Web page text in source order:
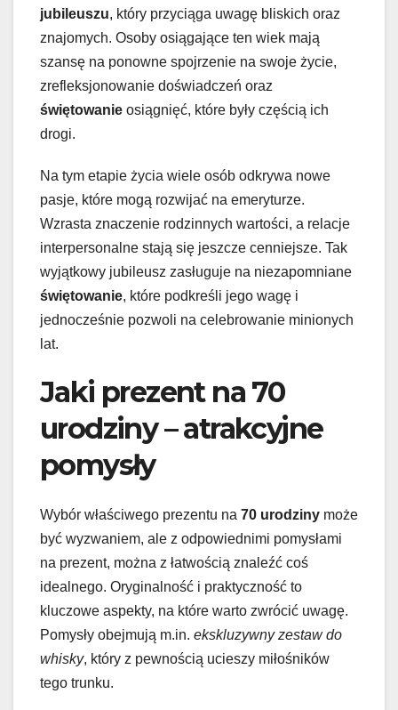
jubileuszu, który przyciąga uwagę bliskich oraz
znajomych. Osoby osiągające ten wiek mają
szansę na ponowne spojrzenie na swoje życie,
zrefleksjonowanie doświadczeń oraz
świętowanie osiągnięć, które były częścią ich
drogi.
Na tym etapie życia wiele osób odkrywa nowe
pasje, które mogą rozwijać na emeryturze.
Wzrasta znaczenie rodzinnych wartości, a relacje
interpersonalne stają się jeszcze cenniejsze. Tak
wyjątkowy jubileusz zasługuje na niezapomniane
świętowanie, które podkreśli jego wagę i
jednocześnie pozwoli na celebrowanie minionych
lat.
Jaki prezent na 70
urodziny – atrakcyjne
pomysły
Wybór właściwego prezentu na 70 urodziny może
być wyzwaniem, ale z odpowiednimi pomysłami
na prezent, można z łatwością znaleźć coś
idealnego. Oryginalność i praktyczność to
kluczowe aspekty, na które warto zwrócić uwagę.
Pomysły obejmują m.in. ekskluzywny zestaw do
whisky, który z pewnością ucieszy miłośników
tego trunku.